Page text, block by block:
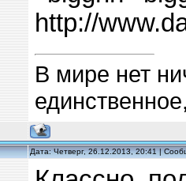
http://
В мире нет
Дата: Четверг, 26.12.2013, 20:41 |